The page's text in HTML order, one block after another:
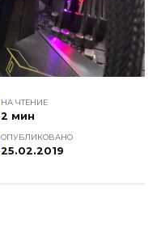
НА ЧТЕНИЕ
2 мин
ОПУБЛИКОВАНО
25.02.2019